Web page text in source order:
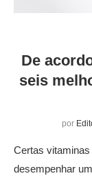
De
seis
por
Certas
desempenhar